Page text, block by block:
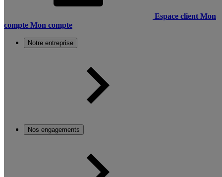
Espace client Mon
compte Mon compte
Notre entreprise
Nos engagements